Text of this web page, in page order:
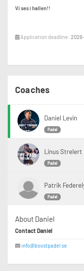
Vi ses i hallen!!
Application deadline:
Coaches
Daniel Levin
Padel
Linus Strelert
Padel
Patrik
Padel
About Daniel
Contact Daniel
info@boostpadel.se